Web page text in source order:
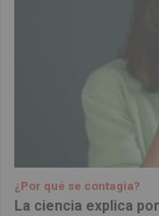
¿Por qué se contagia?
La ciencia explica